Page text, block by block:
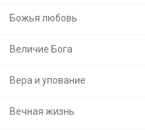
Божья любовь
Величие Бога
Вера и упование
Вечная жизнь